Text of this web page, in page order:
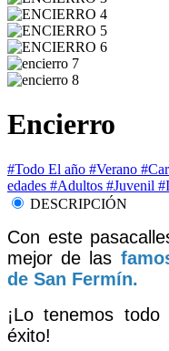
Encierro
#Todo El año #Verano
edades #Adultos #Juvenil
DESCRIPCIÓN
Con este
mejor de las
de San Fermín.
¡Lo tenemos
éxito!